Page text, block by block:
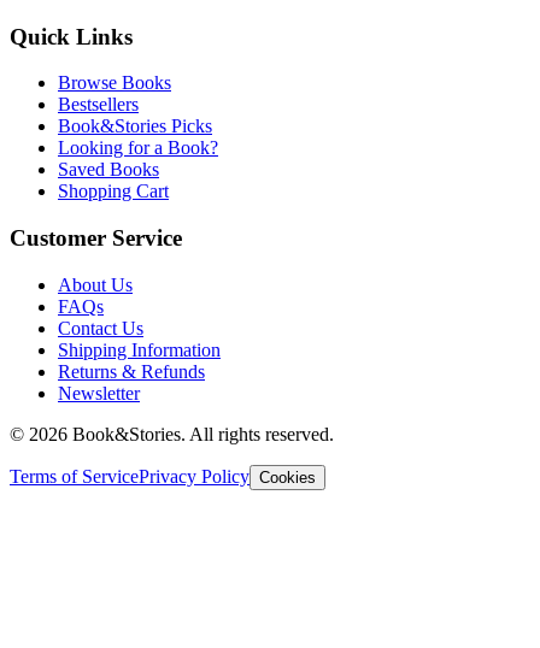
Quick Links
Browse Books
Bestsellers
Book&Stories Picks
Looking for a Book?
Saved Books
Shopping Cart
Customer Service
About Us
FAQs
Contact Us
Shipping Information
Returns & Refunds
Newsletter
© 2026 Book&Stories. All rights reserved.
Terms of ServicePrivacy Policy Cookies